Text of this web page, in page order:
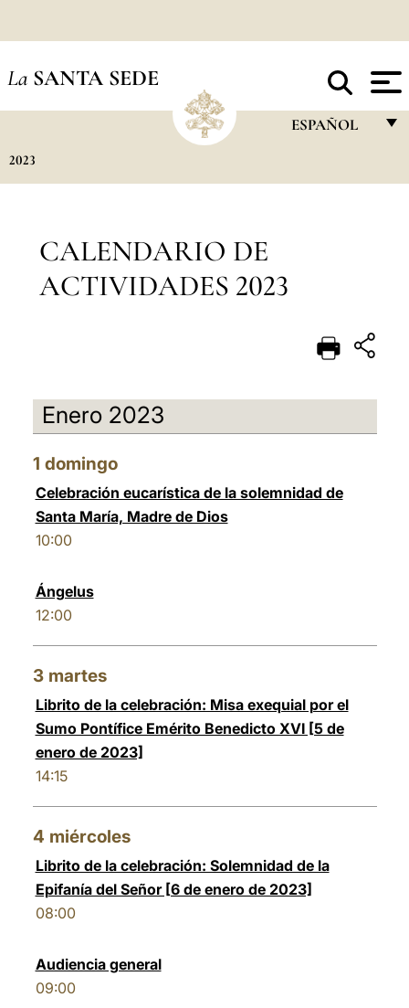
La SANTA SEDE
ESPAÑOL
DEUTSCH
2023
CALENDARIO DE
ACTIVIDADES 2023
Enero 2023
1 domingo
Celebración eucarística de la solemnidad de
Santa María, Madre de Dios
10:00
Ángelus
12:00
3 martes
Librito de la celebración: Misa exequial por el
Sumo Pontífice Emérito Benedicto XVI [5 de
enero de 2023]
14:15
4 miércoles
Librito de la celebración: Solemnidad de la
Epifanía del Señor [6 de enero de 2023]
08:00
Audiencia general
09:00